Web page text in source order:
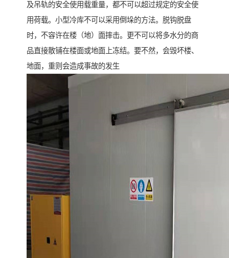
及吊轨的安全使用载重量，都不可以超过规定的安全使
用荷载。小型冷库不可以采用倒垛的方法。脱钩脱盘
时，不容许在楼（地）面摔击。更不可以将多水分的商
品直接散铺在楼面或地面上冻结。要不然，会毁坏楼、
地面，重则会造成事故的发生